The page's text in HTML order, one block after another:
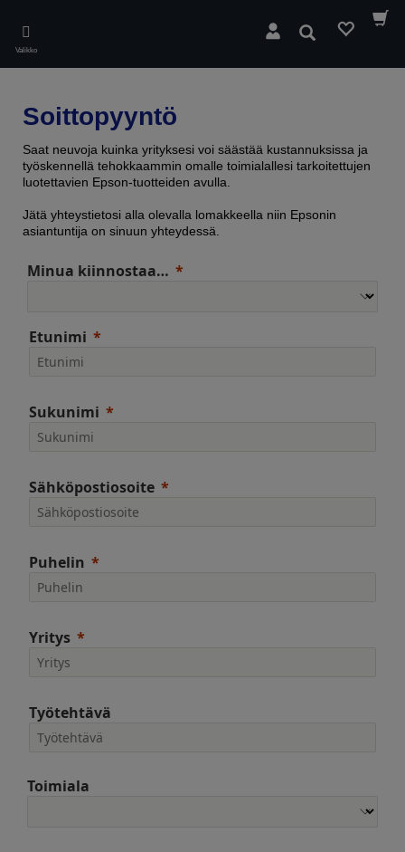
main
content
Valikko
Hae
Soittopyyntö
Saat neuvoja kuinka yrityksesi voi säästää kustannuksissa ja
työskennellä tehokkaammin omalle toimialallesi tarkoitettujen
luotettavien Epson-tuotteiden avulla.
Jätä yhteystietosi alla olevalla lomakkeella niin Epsonin
asiantuntija on sinuun yhteydessä.
Minua kiinnostaa…
Etunimi
Sukunimi
Sähköpostiosoite
Puhelin
Yritys
Työtehtävä
Toimiala